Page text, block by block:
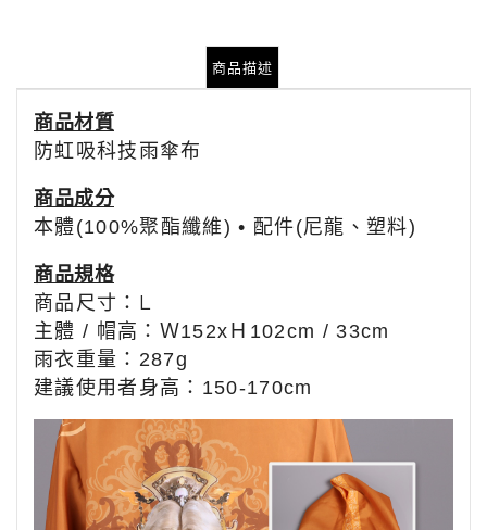
商品描述
商品材質
防虹吸科技雨傘布
商品成分
本體(100%聚酯纖維) • 配件(尼龍、塑料)
商品規格
商品尺寸：L
主體 / 帽高 ： Ｗ152xＨ102cm / 33cm
雨衣重量：287g
建議使用者身高：150-170cm